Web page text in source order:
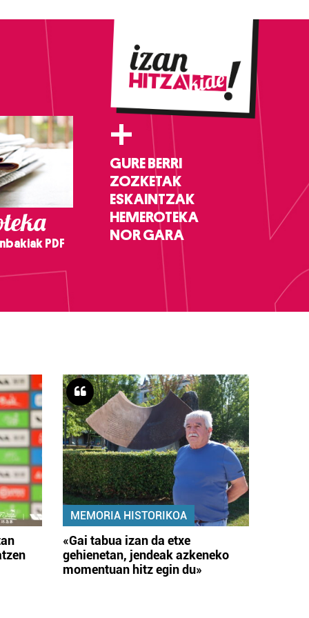
PDF
+
GURE BERRI
ZOZKETAK
ESKAINTZAK
HEMEROTEKA
NOR GARA
MEMORIA HISTORIKOA
«Gai tabua izan da etxe
gehienetan, jendeak azkeneko
momentuan hitz egin du»